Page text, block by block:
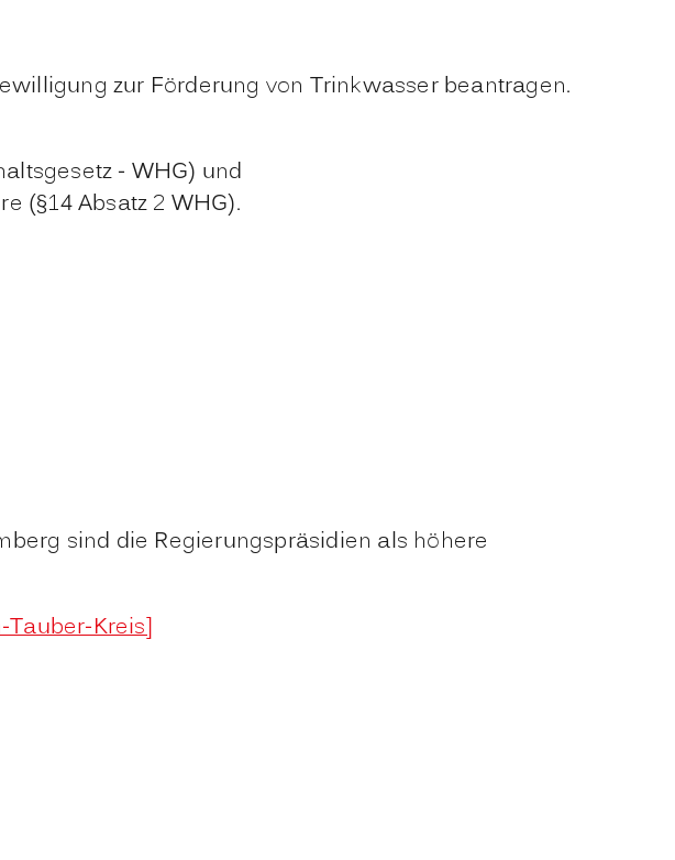
zur Förderung von Trinkwasser beantragen.
- WHG) und
(§14 Absatz 2 WHG).
sind die Regierungspräsidien als höhere
Kreis]